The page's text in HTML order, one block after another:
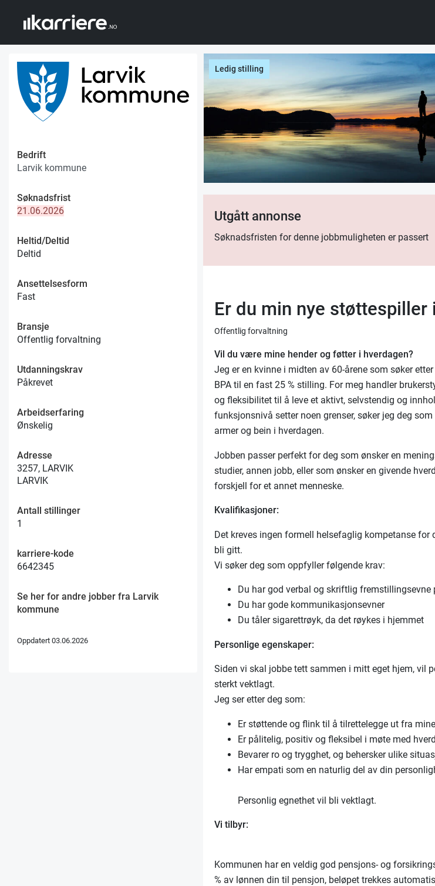
Bedrift
Larvik kommune
Søknadsfrist
21.06.2026
Heltid/Deltid
Deltid
Ansettelsesform
Fast
Bransje
Offentlig forvaltning
Utdanningskrav
Påkrevet
Arbeidserfaring
Ønskelig
Adresse
3257, LARVIK
LARVIK
Antall stillinger
1
karriere-kode
6642345
Se her for andre jobber fra Larvik
kommune
Oppdatert 03.06.2026
Ledig stilling
Utgått annonse
Søknadsfristen for denne jobbmuligheten er passert
Er du min nye støttespiller
Offentlig forvaltning
Vil du være mine hender og føtter i hverdagen?
Jeg er en kvinne i midten av 60-årene som søker
BPA til en fast 25 % stilling. For meg handler
og fleksibilitet til å leve et aktivt, selvstendig og
funksjonsnivå setter noen grenser, søker jeg deg
armer og bein i hverdagen.
Jobben passer perfekt for deg som ønsker en
studier, annen jobb, eller som ønsker en givende
forskjell for et annet menneske.
Kvalifikasjoner:
Det kreves ingen formell helsefaglig kompetanse
bli gitt.
Vi søker deg som oppfyller følgende krav:
Du har god verbal og skriftlig fremstillingsevne
Du har gode kommunikasjonsevner
Du tåler sigarettrøyk, da det røykes i hjemmet
Personlige egenskaper:
Siden vi skal jobbe tett sammen i mitt eget hjem, vil
sterkt vektlagt.
Jeg ser etter deg som:
Er støttende og flink til å tilrettelegge ut fra
Er pålitelig, positiv og fleksibel i møte med
Bevarer ro og trygghet, og behersker ulike
Har empati som en naturlig del av din
Personlig egnethet vil bli vektlagt.
Vi tilbyr:
Kommunen har en veldig god pensjons- og
% av lønnen din til pensjon, beløpet trekkes